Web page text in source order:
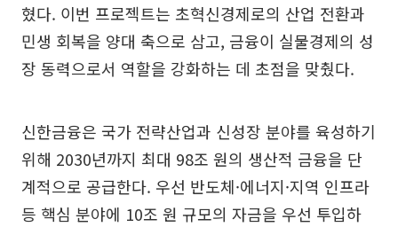
혔다. 이번 프로젝트는 초혁신경제로의 산업 전환과
민생 회복을 양대 축으로 삼고, 금융이 실물경제의 성
장 동력으로서 역할을 강화하는 데 초점을 맞췄다.
신한금융은 국가 전략산업과 신성장 분야를 육성하기
위해 2030년까지 최대 98조 원의 생산적 금융을 단
계적으로 공급한다. 우선 반도체·에너지·지역 인프라
등 핵심 분야에 10조 원 규모의 자금을 우선 투입하